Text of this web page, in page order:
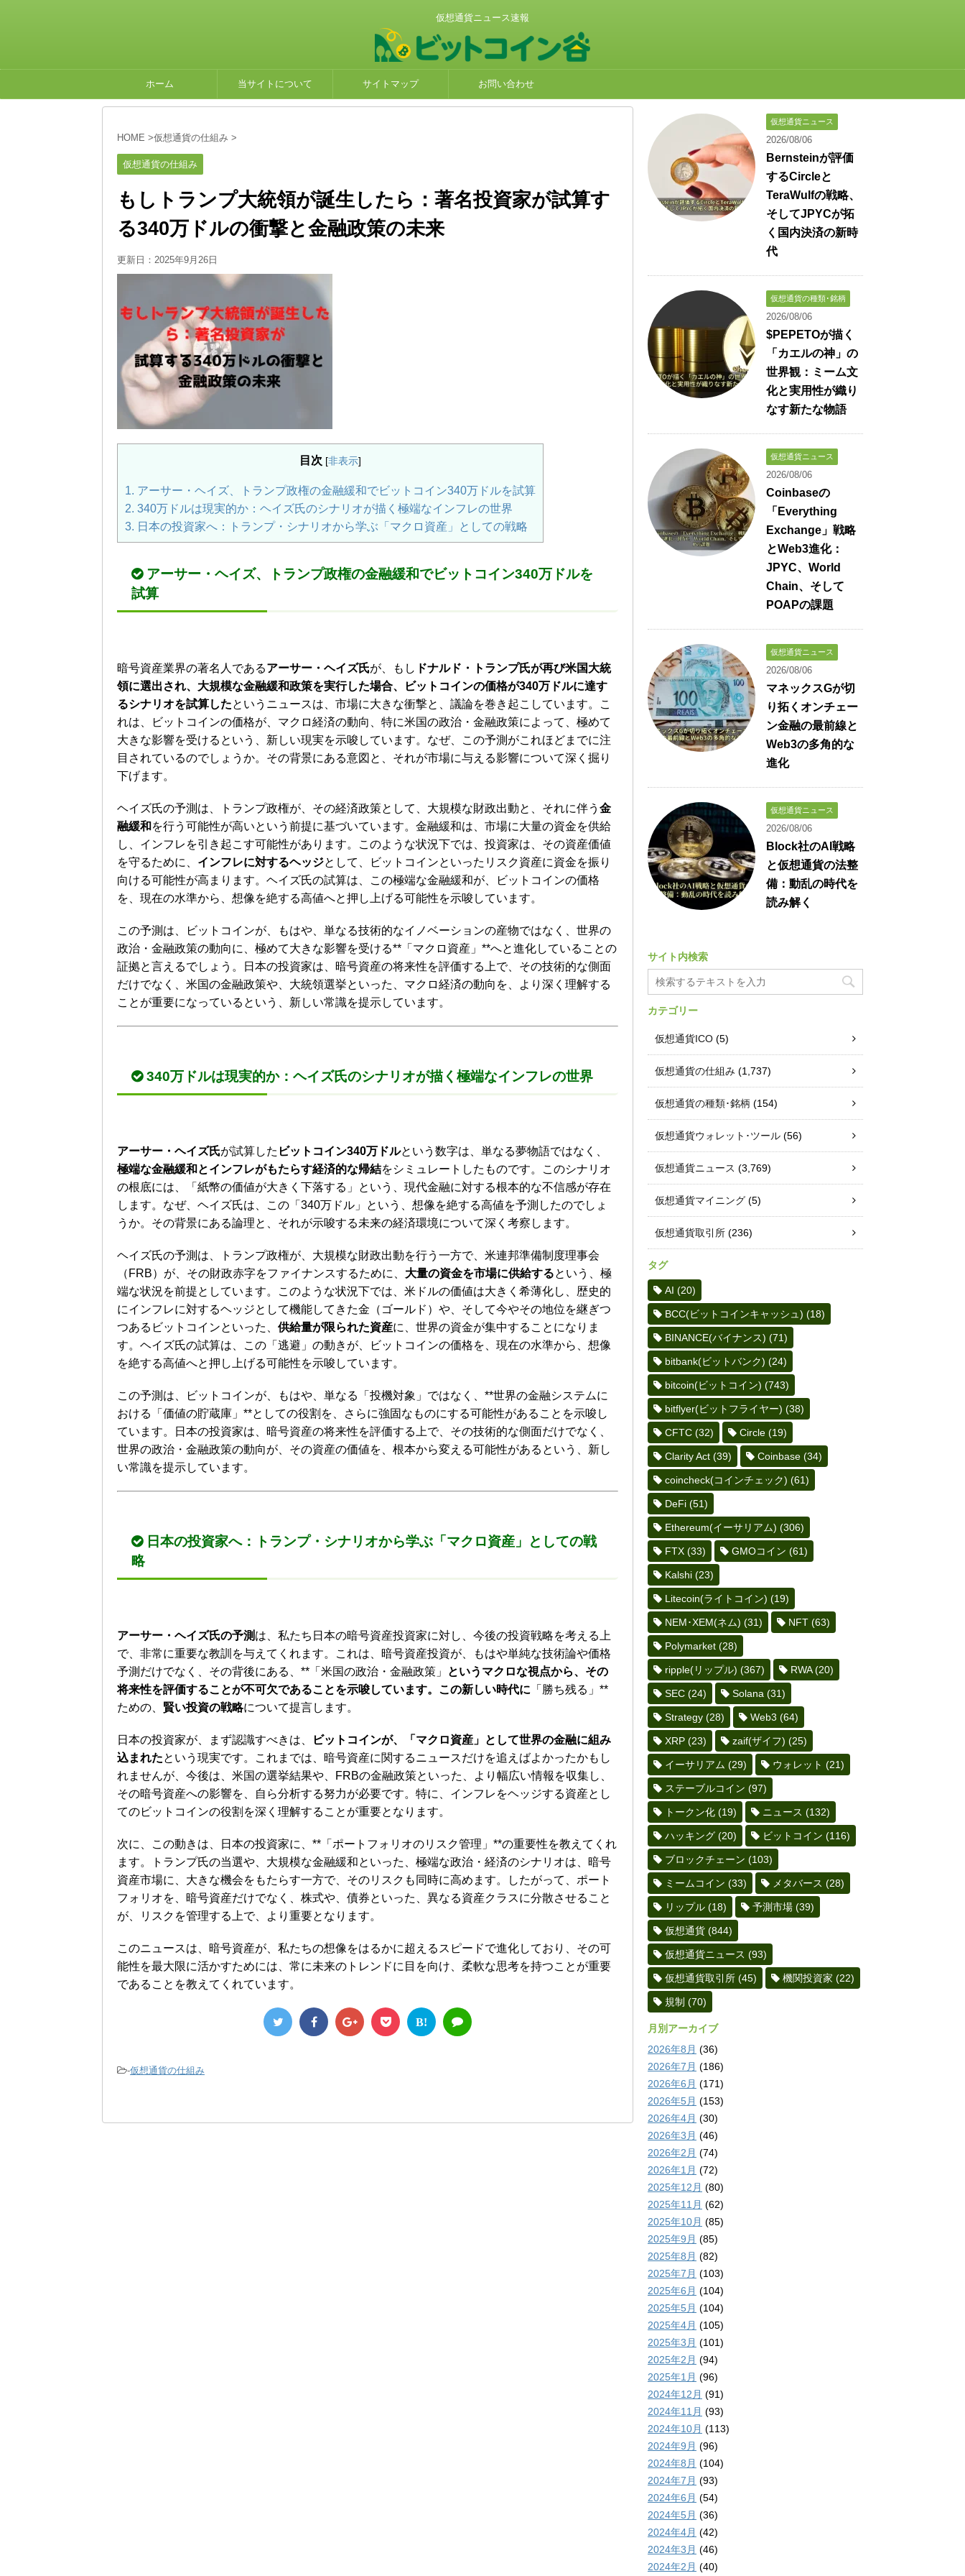
仮想通貨ニュース速報
ホーム 当サイトについて サイトマップ お問い合わせ
HOME >仮想通貨の仕組み >
仮想通貨の仕組み
もしトランプ大統領が誕生したら：著名投資家が試算す
る340万ドルの衝撃と金融政策の未来
更新日： 2025年9月26日
目次 [非表示]
1. アーサー・ヘイズ、トランプ政権の金融緩和でビットコイン340万ドルを試算
2. 340万ドルは現実的か：ヘイズ氏のシナリオが描く極端なインフレの世界
3. 日本の投資家へ：トランプ・シナリオから学ぶ「マクロ資産」としての戦略
アーサー・ヘイズ、トランプ政権の金融緩和でビットコイン340万ドルを
試算
暗号資産業界の著名人であるアーサー・ヘイズ氏が、もし ドナルド・トランプ氏が再び米国大統
領に選出され、大規模な金融緩和政策を実行した場合、ビットコインの価格が340万ドルに達す
るシナリオを試算したというニュースは、市場に大きな衝撃と、議論を巻き起こしています。こ
れは、ビットコインの価格が、マクロ経済の動向、特に米国の政治・金融政策によって、極めて
大きな影響を受けるという、新しい現実を示唆しています。なぜ、この予測がこれほどまでに注
目されているのでしょうか。その背景にある意図と、それが市場に与える影響について深く掘り
下げます。
ヘイズ氏の予測は、トランプ政権が、その経済政策として、大規模な財政出動と、それに伴う 金
融緩和 を行う可能性が高いという前提に基づいています。金融緩和は、市場に大量の資金を供給
し、インフレを引き起こす可能性があります。このような状況下では、投資家は、その資産価値
を守るために、 インフレに対するヘッジとして、ビットコインといったリスク資産に資金を振り
向ける可能性が高まります。ヘイズ氏の試算は、この極端な金融緩和が、ビットコインの価格
を、現在の水準から、想像を絶する高値へと押し上げる可能性を示唆しています。
この予測は、ビットコインが、もはや、単なる技術的なイノベーションの産物ではなく、世界の
政治・金融政策の動向に、極めて大きな影響を受ける**「マクロ資産」**へと進化していることの
証拠と言えるでしょう。日本の投資家は、暗号資産の将来性を評価する上で、その技術的な側面
だけでなく、米国の金融政策や、大統領選挙といった、マクロ経済の動向を、より深く理解する
ことが重要になっているという、新しい常識を提示しています。
340万ドルは現実的か：ヘイズ氏のシナリオが描く極端なインフレの世界
アーサー・ヘイズ氏が試算した ビットコイン340万ドルという数字は、単なる夢物語ではなく、
極端な金融緩和とインフレがもたらす経済的な帰結をシミュレートしたものです。このシナリオ
の根底には、「紙幣の価値が大きく下落する」という、現代金融に対する根本的な不信感が存在
します。なぜ、ヘイズ氏は、この「340万ドル」という、想像を絶する高値を予測したのでしょ
うか。その背景にある論理と、それが示唆する未来の経済環境について深く考察します。
ヘイズ氏の予測は、トランプ政権が、大規模な財政出動を行う一方で、米連邦準備制度理事会
（FRB）が、その財政赤字をファイナンスするために、 大量の資金を市場に供給するという、極
端な状況を前提としています。このような状況下では、米ドルの価値は大きく希薄化し、歴史的
にインフレに対するヘッジとして機能してきた金（ゴールド）や、そして今やその地位を継ぎつ
つあるビットコインといった、 供給量が限られた資産に、世界の資金が集中することになりま
す。ヘイズ氏の試算は、この「逃避」の動きが、ビットコインの価格を、現在の水準から、想像
を絶する高値へと押し上げる可能性を示唆しています。
この予測は、ビットコインが、もはや、単なる「投機対象」ではなく、**世界の金融システムに
おける「価値の貯蔵庫」**としての役割を、さらに強固なものにする可能性があることを示唆し
ています。日本の投資家は、暗号資産の将来性を評価する上で、その技術的な側面だけでなく、
世界の政治・金融政策の動向が、その資産の価値を、根本から変える可能性があるという、新し
い常識を提示しています。
日本の投資家へ：トランプ・シナリオから学ぶ「マクロ資産」としての戦
略
アーサー・ヘイズ氏の予測 は、私たち日本の暗号資産投資家に対し、今後の投資戦略を考える上
で、非常に重要な教訓を与えてくれます。これは、暗号資産投資が、もはや単純な技術論や価格
予測だけでなく、その背後にある、**「米国の政治・金融政策」
というマクロな視点から、その
将来性を評価することが不可欠であることを示唆しています。この新しい時代に 「勝ち残る」**
ための、 賢い投資の戦略について提言します。
日本の投資家が、まず認識すべきは、
ビットコインが、「マクロ資産」として世界の金融に組み
込まれたという現実です。これまでは、暗号資産に関するニュースだけを追えばよかったかもし
れませんが、今後は、米国の選挙結果や、FRBの金融政策といった、より幅広い情報を収集し、
その暗号資産への影響を、自ら分析する努力が必要です。特に、インフレをヘッジする資産とし
てのビットコインの役割を深く理解することが重要となります。
次に、この動きは、日本の投資家に、**「ポートフォリオのリスク管理」**の重要性を教えてくれ
ます。トランプ氏の当選や、大規模な金融緩和といった、極端な政治・経済のシナリオは、暗号
資産市場に、大きな機会をもたらす一方で、そのリスクも同時に高めます。したがって、ポート
フォリオを、暗号資産だけでなく、株式や、債券といった、異なる資産クラスに分散させること
が、リスクを管理する上で、より重要となります。
このニュースは、暗号資産が、私たちの想像をはるかに超えるスピードで進化しており、その可
能性を最大限に活かすためには、常に未来のトレンドに目を向け、柔軟な思考を持つことが重要
であることを教えてくれています。
B!
-仮想通貨の仕組み
仮想通貨ニュース
2026/08/06
Bernsteinが評価
するCircleと
TeraWulfの戦略、
そしてJPYCが拓
く国内決済の新時
代
仮想通貨の種類･銘柄
2026/08/06
$PEPETOが描く
「カエルの神」の
世界観：ミーム文
化と実用性が織り
なす新たな物語
仮想通貨ニュース
2026/08/06
Coinbaseの
「Everything
Exchange」戦略
とWeb3進化：
JPYC、World
Chain、そして
POAPの課題
仮想通貨ニュース
2026/08/06
マネックスGが切
り拓くオンチェー
ン金融の最前線と
Web3の多角的な
進化
仮想通貨ニュース
2026/08/06
Block社のAI戦略
と仮想通貨の法整
備：動乱の時代を
読み解く
サイト内検索
カテゴリー
仮想通貨ICO (5)
仮想通貨の仕組み (1,737)
仮想通貨の種類･銘柄 (154)
仮想通貨ウォレット･ツール (56)
仮想通貨ニュース (3,769)
仮想通貨マイニング (5)
仮想通貨取引所 (236)
タグ
AI (20)
BCC(ビットコインキャッシュ) (18)
BINANCE(バイナンス) (71)
bitbank(ビットバンク) (24)
bitcoin(ビットコイン) (743)
bitflyer(ビットフライヤー) (38)
CFTC (32) Circle (19)
Clarity Act (39) Coinbase (34)
coincheck(コインチェック) (61)
DeFi (51)
Ethereum(イーサリアム) (306)
FTX (33) GMOコイン (61)
Kalshi (23)
Litecoin(ライトコイン) (19)
NEM･XEM(ネム) (31) NFT (63)
Polymarket (28)
ripple(リップル) (367) RWA(20)
SEC (24) Solana (31)
Strategy (28) Web3 (64)
XRP (23) zaif(ザイフ) (25)
イーサリアム (29) ウォレット (21)
ステーブルコイン (97)
トークン化 (19) ニュース (132)
ハッキング (20) ビットコイン (116)
ブロックチェーン (103)
ミームコイン (33) メタバース (28)
リップル (18) 予測市場 (39)
仮想通貨 (844)
仮想通貨ニュース (93)
仮想通貨取引所 (45) 機関投資家 (22)
規制 (70)
月別アーカイブ
2026年8月 (36)
2026年7月 (186)
2026年6月 (171)
2026年5月 (153)
2026年4月 (30)
2026年3月 (46)
2026年2月 (74)
2026年1月 (72)
2025年12月 (80)
2025年11月 (62)
2025年10月 (85)
2025年9月 (85)
2025年8月 (82)
2025年7月 (103)
2025年6月 (104)
2025年5月 (104)
2025年4月 (105)
2025年3月 (101)
2025年2月 (94)
2025年1月 (96)
2024年12月 (91)
2024年11月 (93)
2024年10月 (113)
2024年9月 (96)
2024年8月 (104)
2024年7月 (93)
2024年6月 (54)
2024年5月 (36)
2024年4月 (42)
2024年3月 (46)
2024年2月 (40)